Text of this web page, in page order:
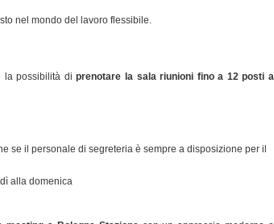
nel mondo del lavoro flessibile.
la possibilità diprenotare la sala riunioni fino a 12 posti a
se il personale di segreteria è sempre a disposizione per il
alla domenica